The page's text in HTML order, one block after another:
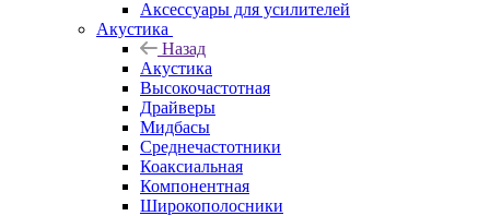
Аксессуары для усилителей
Акустика
Назад
Акустика
Высокочастотная
Драйверы
Мидбасы
Среднечастотники
Коаксиальная
Компонентная
Широкополосники